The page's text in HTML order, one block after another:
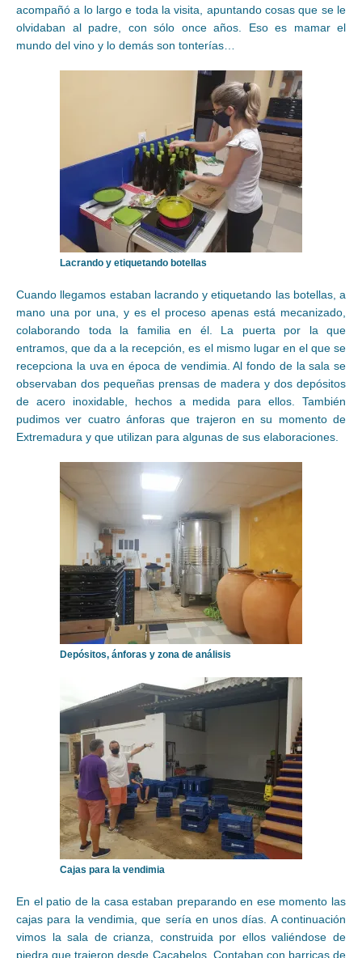
acompañó a lo largo e toda la visita, apuntando cosas que se le
olvidaban al padre, con sólo once años. Eso es mamar el
mundo del vino y lo demás son tonterías…
Lacrando y etiquetando botellas
Cuando llegamos estaban lacrando y etiquetando las botellas, a
mano una por una, y es el proceso apenas está mecanizado,
colaborando toda la familia en él. La puerta por la que
entramos, que da a la recepción, es el mismo lugar en el que se
recepciona la uva en época de vendimia. Al fondo de la sala se
observaban dos pequeñas prensas de madera y dos depósitos
de acero inoxidable, hechos a medida para ellos. También
pudimos ver cuatro ánforas que trajeron en su momento de
Extremadura y que utilizan para algunas de sus elaboraciones.
Depósitos, ánforas y zona de análisis
Cajas para la vendimia
En el patio de la casa estaban preparando en ese momento las
cajas para la vendimia, que sería en unos días. A continuación
vimos la sala de crianza, construida por ellos valiéndose de
piedra que trajeron desde Cacabelos. Contaban con barricas de